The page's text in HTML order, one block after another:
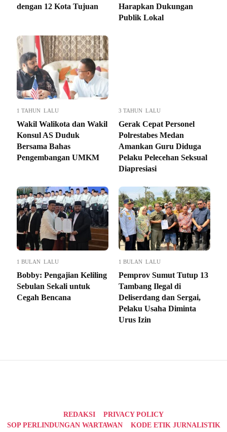
dengan 12 Kota Tujuan
Harapkan Dukungan
Publik Lokal
1 TAHUN LALU
Wakil Walikota dan Wakil
Konsul AS Duduk
Bersama Bahas
Pengembangan UMKM
3 TAHUN LALU
Gerak Cepat Personel
Polrestabes Medan
Amankan Guru Diduga
Pelaku Pelecehan Seksual
Diapresiasi
1 BULAN LALU
Bobby: Pengajian Keliling
Sebulan Sekali untuk
Cegah Bencana
1 BULAN LALU
Pemprov Sumut Tutup 13
Tambang Ilegal di
Deliserdang dan Sergai,
Pelaku Usaha Diminta
Urus Izin
REDAKSI
PRIVACY POLICY
SOP PERLINDUNGAN WARTAWAN
KODE ETIK JURNALISTIK